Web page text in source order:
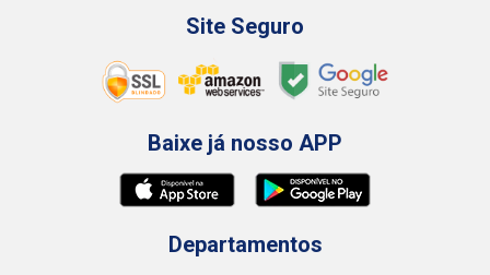
Site Seguro
Baixe já nosso APP
Departamentos